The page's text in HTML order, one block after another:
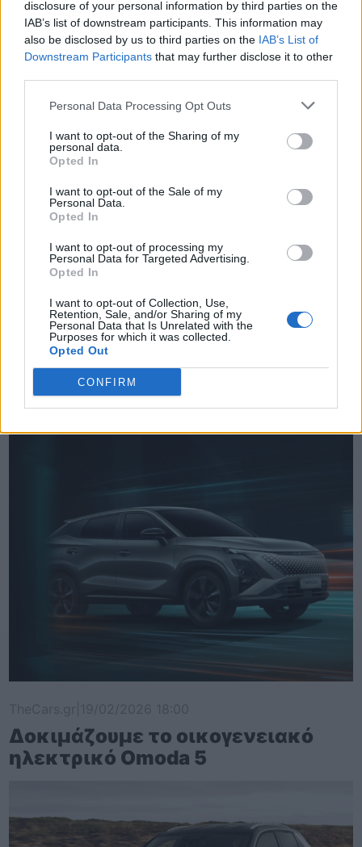
disclosure of your personal information by third parties on the
IAB’s list of downstream participants. This information may
also be disclosed by us to third parties on the IAB’s List of
Downstream Participants that may further disclose it to other
Personal Data Processing Opt Outs
I want to opt-out of the Sharing of my
personal data.
Opted In
I want to opt-out of the Sale of my
Personal Data.
Opted In
I want to opt-out of processing my
Personal Data for Targeted Advertising.
Opted In
I want to opt-out of Collection, Use,
Retention, Sale, and/or Sharing of my
Personal Data that Is Unrelated with the
Purposes for which it was collected.
Opted Out
CONFIRM
Σε ορισμένα αυτοκίνητα, το σύστημα
υποβοηθάται από ηλεκτροκινητήρες ή
υδραυλικές αντλίες, όπως συμβαίνει
στααυτόματα κιβώτια διπλού
συμπλέκτη(DSG, DCT).
κιβωτιο ταχυτήτων
Δείτε επίσης
Δοκιμάζουμε το οικογενειακό
ηλεκτρικό Omoda 5